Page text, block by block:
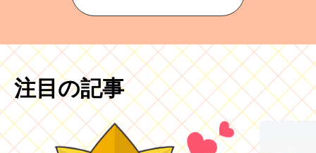
注目の記事